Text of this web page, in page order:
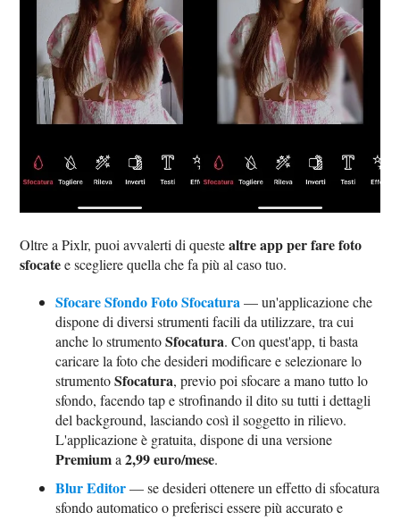
Oltre a Pixlr, puoi avvalerti di questealtre app per fare foto
sfocatee scegliere quella che fa più al caso tuo.
Sfocare Sfondo Foto Sfocatura— un'applicazione che
dispone di diversi strumenti facili da utilizzare, tra cui
anche lo strumentoSfocatura. Con quest'app, ti basta
caricare la foto che desideri modificare e selezionare lo
strumentoSfocatura, previo poi sfocare a mano tutto lo
sfondo, facendo tap e strofinando il dito su tutti i dettagli
del background, lasciando così il soggetto in rilievo.
L'applicazione è gratuita, dispone di una versione
Premiuma2,99 euro/mese.
Blur Editor— se desideri ottenere un effetto di sfocatura
sfondo automatico o preferisci essere più accurato e